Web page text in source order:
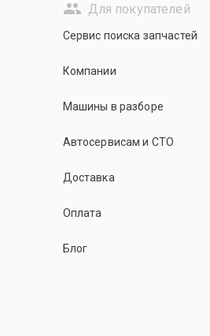
Для покупателей
Сервис поиска запчастей
Компании
Машины в разборе
Автосервисам и СТО
Доставка
Оплата
Блог